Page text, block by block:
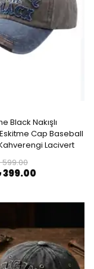
Black Nakışlı
Eskitme Cap Baseball
Lacivert
399.00